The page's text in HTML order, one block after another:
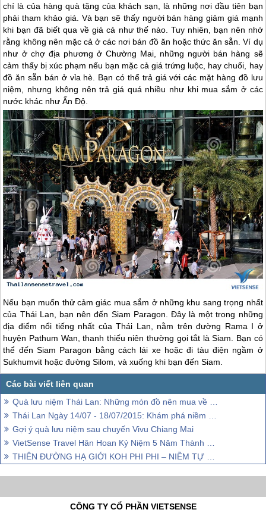
chí là của hàng quà tặng của khách sạn, là những nơi đầu tiên bạn
phải tham khảo giá. Và bạn sẽ thấy người bán hàng giảm giá mạnh
khi bạn đã biết qua về giá cả như thế nào. Tuy nhiên, bạn nên nhớ
rằng không nên mặc cả ở các nơi bán đồ ăn hoặc thức ăn sẵn. Ví dụ
như ở chợ địa phương ở Chường Mai, những người bán hàng sẽ
cảm thấy bị xúc phạm nếu bạn mặc cả giá trứng luộc, hay chuối, hay
đồ ăn sẵn bán ở vỉa hè. Bạn có thể trả giá với các mặt hàng đồ lưu
niệm, nhưng không nên trả giá quá nhiều như khi mua sắm ở các
nước khác như Ấn Độ.
Nếu bạn muốn thử cảm giác mua sắm ở những khu sang trọng nhất
của Thái Lan , bạn nên đến Siam Paragon. Đây là một trong những
địa điểm nổi tiếng nhất củaThái Lan , nằm ​​trên đường Rama I ở
huyện Pathum Wan, thanh thiếu niên thường gọi tắt là Siam. Bạn có
thể đến Siam Paragon bằng cách lái xe hoặc đi tàu điện ngầm ở
Sukhumvit hoặc đường Silom, và xuống khi bạn đến Siam.
Quà lưu niệm Thái Lan: Những món đồ nên mua về làm quà
Thái Lan Ngày 14/07 - 18/07/2015: Khám phá niềm vui mới
Gợi ý quà lưu niệm sau chuyến Vivu Chiang Mai
VietSense Travel Hân Hoan Kỷ Niệm 5 Năm Thành Lập Công ty
THIÊN ĐƯỜNG HẠ GIỚI KOH PHI PHI – NIỀM TỰ HÀO MỚI CỦA NGƯỜI THÁI
CÔNG TY CỔ PHẦN VIETSENSE